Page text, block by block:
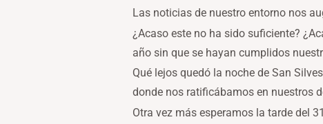
Las noticias de nuestro entorno nos
¿Acaso este no ha sido suficiente?
año sin que se hayan cumplidos
Qué lejos quedó la noche de San
donde nos ratificábamos en nuestros
Otra vez más esperamos la tarde del